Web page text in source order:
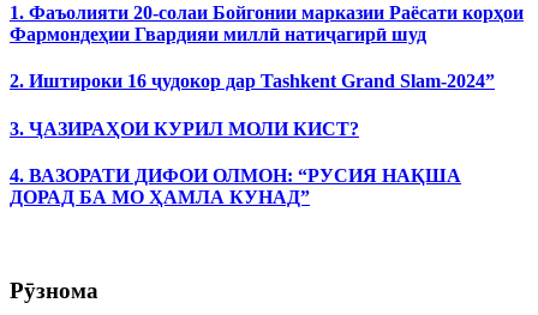
1. Фаъолияти 20-солаи Бойгонии марказии Раёсати корҳои
Фармондеҳии Гвардияи миллӣ натиҷагирӣ шуд
2. Иштироки 16 ҷудокор дар Tashkent Grand Slam-2024”
3. ҶАЗИРАҲОИ КУРИЛ МОЛИ КИСТ?
4. ВАЗОРАТИ ДИФОИ ОЛМОН: “РУСИЯ НАҚША
ДОРАД БА МО ҲАМЛА КУНАД”
Рӯзнома